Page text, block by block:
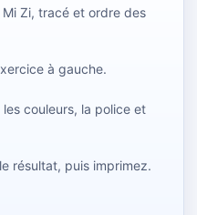
Mi Zi, tracé et ordre des
à gauche.
couleurs, la police et
résultat, puis imprimez.